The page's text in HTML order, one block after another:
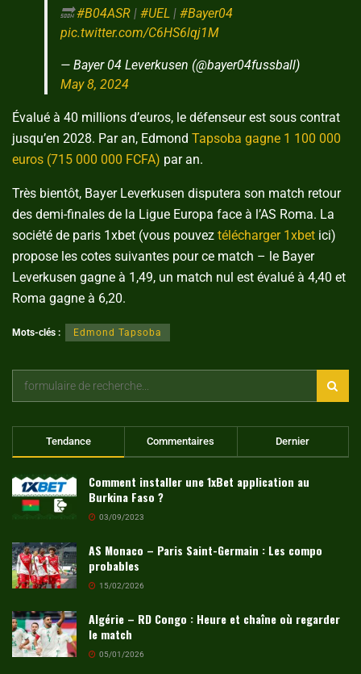
🔜#B04ASR | #UEL | #Bayer04
pic.twitter.com/C6HS6lqj1M
— Bayer 04 Leverkusen (@bayer04fussball)
May 8, 2024
Évalué à 40 millions d’euros, le défenseur est sous contrat
jusqu’en 2028. Par an, Edmond Tapsoba gagne 1 100 000
euros (715 000 000 FCFA) par an.
Très bientôt, Bayer Leverkusen disputera son match retour
des demi-finales de la Ligue Europa face à l’AS Roma. La
société de paris 1xbet (vous pouvez télécharger 1xbet ici)
propose les cotes suivantes pour ce match – le Bayer
Leverkusen gagne à 1,49, un match nul est évalué à 4,40 et
Roma gagne à 6,20.
Mots-clés : Edmond Tapsoba
Tendance Commentaires Dernier
Comment installer une 1xBet application au
Burkina Faso ?
03/09/2023
AS Monaco – Paris Saint-Germain : Les compo
probables
15/02/2026
Algérie – RD Congo : Heure et chaîne où regarder
le match
05/01/2026